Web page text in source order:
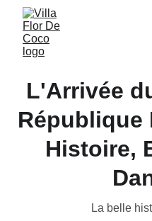
L'Arrivée
République
Histoire,
La belle